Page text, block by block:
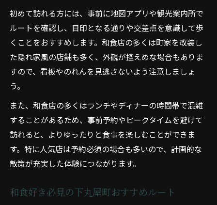
和食好きのための京都住所表記入門
住所表記を理解して和食巡りを快適に
和食とともに学ぶ京都の住所知識
和食巡りで感じる中京区の魅力発見
和食と美酒で楽しむ中京区の過ごし方
中京区を和食巡りで味わう楽しみ方
和食好きにおすすめの中京区の旅体験
中京区の伝統と和食の融合を感じる散策
初めて訪れる方には、事前に地図アプリや観光案内所で
ルートを確認し、目印となる通りや交差点を意識して歩
くことをおすすめします。和食店の多くは町家を改装し
た隠れ家風の店舗も多く、外観が控えめな場合もありま
すので、看板やのれんを見逃さないよう注意しましょ
う。
また、和食店の多くはランチやディナーの時間帯で混雑
することがあるため、事前予約やピークタイムを避けて
訪れると、よりゆったりと食事を楽しむことができま
す。特に人気店は予約必須の場合も多いので、計画的な
散策が充実した体験につながります。
和食好き必見の下丸屋町おすすめルート